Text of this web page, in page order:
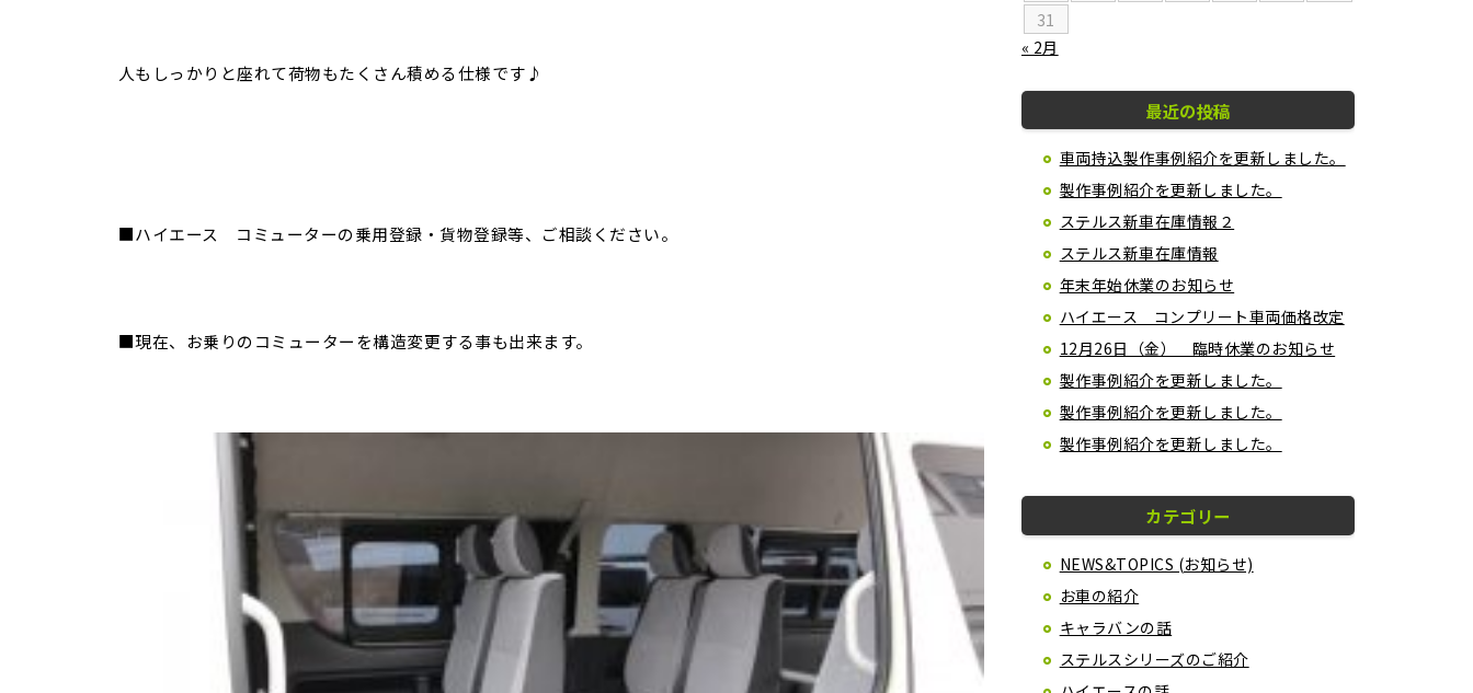
人もしっかりと座れて荷物もたくさん積める仕様です♪
■ハイエース コミューターの乗用登録・貨物登録等、ご相談ください。
■現在、お乗りのコミューターを構造変更する事も出来ます。
31
« 2月
最近の投稿
車両持込製作事例紹介を更新しました。
製作事例紹介を更新しました。
ステルス新車在庫情報２
ステルス新車在庫情報
年末年始休業のお知らせ
ハイエース コンプリート車両価格改定
12月26日（金） 臨時休業のお知らせ
製作事例紹介を更新しました。
製作事例紹介を更新しました。
製作事例紹介を更新しました。
カテゴリー
NEWS&TOPICS (お知らせ)
お車の紹介
キャラバンの話
ステルスシリーズのご紹介